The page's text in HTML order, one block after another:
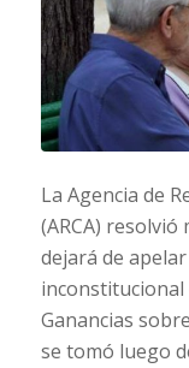
La Agencia de
(ARCA)
dejará de
inconstitucional
Ganancias
se tomó luego